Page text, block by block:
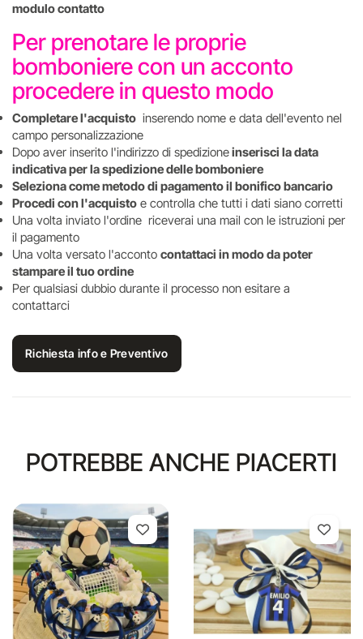
modulo contatto
Per prenotare le proprie
bomboniere con un acconto
procedere in questo modo
Completare l'acquisto inserendo nome e data dell'evento nel
campo personalizzazione
Dopo aver inserito l'indirizzo di spedizioneinserisci la data
indicativa per la spedizione delle bomboniere
Seleziona come metodo di pagamento il bonifico bancario
Procedi con l'acquisto e controlla che tutti i dati siano corretti
Una volta inviato l'ordine riceverai una mail con le istruzioni per
il pagamento
Una volta versato l'acconto contattaci in modo da poter
stampare il tuo ordine
Per qualsiasi dubbio durante il processo non esitare a
contattarci
Richiesta info e Preventivo
POTREBBE ANCHE PIACERTI